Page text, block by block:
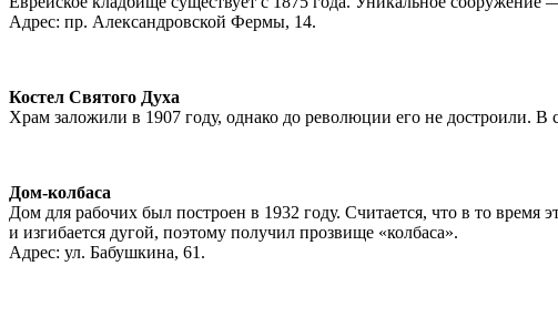
Адрес: пр. Александровской Фермы, 14.
Костел Святого Духа
Храм заложили в 1907 году, однако до революции его не достроили. В
Дом-колбаса
Дом для рабочих был построен в 1932 году. Считается, что в то
и изгибается дугой, поэтому получил прозвище «колбаса».
Адрес: ул. Бабушкина, 61.